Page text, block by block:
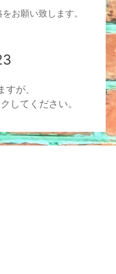
お願い致します。
が、
してください。